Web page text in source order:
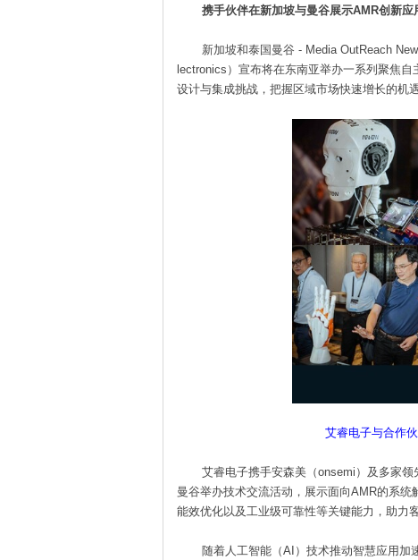
携手伙伴在新加坡与曼谷展示AMR创新应
新加坡和泰国曼谷 - Media OutReach
lectronics）宣布将在东南亚举办一系列聚焦
设计与集成挑战，把握区域市场快速增长的机遇
艾睿电子与合作
艾睿电子携手安森美（onsemi）及多家领
曼谷举办技术交流活动，展示面向AMR的系统
能效优化以及工业级可靠性等关键能力，助力
随着人工智能（AI）技术推动智慧应用加